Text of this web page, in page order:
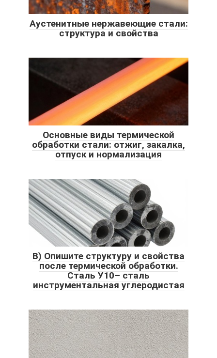
Аустенитные нержавеющие стали:
структура и свойства
Основные виды термической
обработки стали: отжиг, закалка,
отпуск и нормализация
В) Опишите структуру и свойства
после термической обработки.
Сталь У10– сталь
инструментальная углеродистая